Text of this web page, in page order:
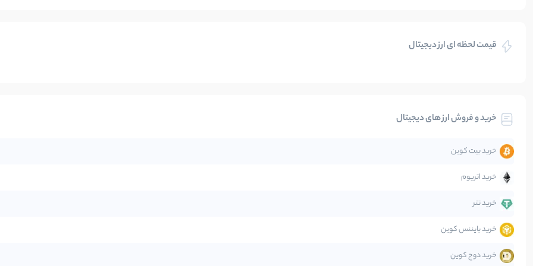
بلاکچین
تحلیل
جهان
دیفای
صرافی‌ها
قیمت لحظه ای ارز دیجیتال
خرید و فروش ارز های دیجیتال
خرید بیت کوین
خرید اتریوم
خرید تتر
خرید بایننس کوین
خرید دوج کوین